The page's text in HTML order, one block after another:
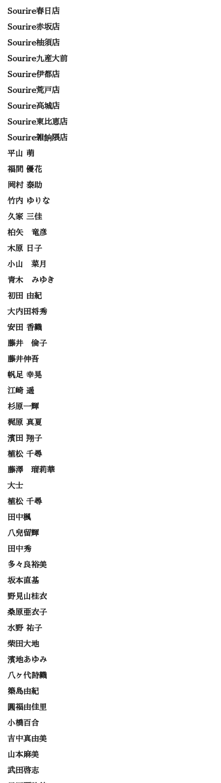
Sourire春日店
Sourire赤坂店
Sourire柚須店
Sourire九産大前
Sourire伊都店
Sourire荒戸店
Sourire高城店
Sourire東比恵店
Sourire雑餉隈店
平山 萌
福間 優花
岡村 泰助
竹内 ゆりな
久家 三佳
柏矢 竜彦
木原 日子
小山 菜月
青木 みゆき
初田 由紀
大内田将秀
安田 香織
藤井 倫子
藤井伸吾
帆足 幸晃
江崎 遥
杉原一輝
梶原 真夏
濱田 翔子
植松 千尋
藤澤 瑠莉華
大士
植松 千尋
田中楓
八兒留輝
田中秀
多々良裕美
坂本直基
野見山桂衣
桑原亜衣子
水野 祐子
柴田大地
濱地あゆみ
八ヶ代詩織
築島由紀
圓福由佳里
小橋百合
吉中真由美
山本麻美
武田啓志